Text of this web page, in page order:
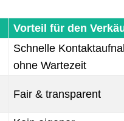
Vorteil für den
Schnelle
ohne Wartezeit
Fair & transparent